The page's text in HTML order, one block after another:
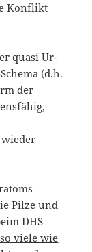
Konflikt
quasi Ur-
(d.h.
der
Pilze und
DHS
viele wie